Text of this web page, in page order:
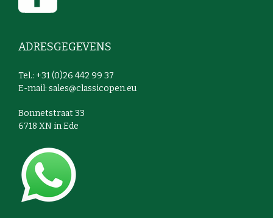
ADRESGEGEVENS
Tel.: +31 (0)26 442 99 37
E-mail: sales@classicopen.eu
Bonnetstraat 33
6718 XN in Ede